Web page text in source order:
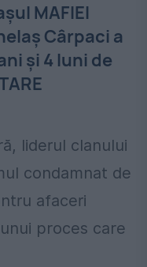
MAFIEI
Cârpaci a
și 4 luni de
liderul clanului
condamnat de
afaceri
proces care